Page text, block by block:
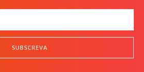
SUBSCREVA